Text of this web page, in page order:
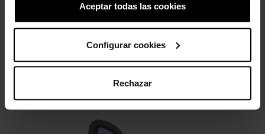
Aceptar todas las cookies
Configurar cookies
Rechazar
4 otros productos de la misma